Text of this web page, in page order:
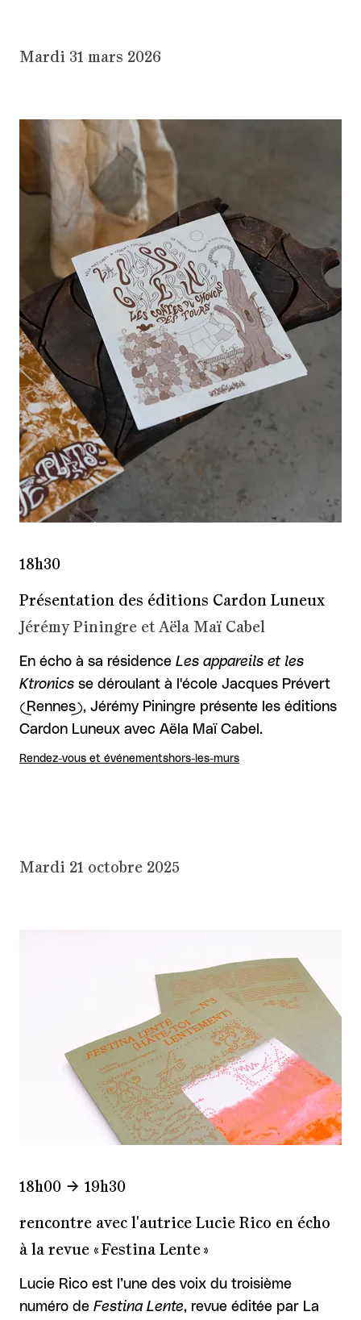
Mardi 31 mars 2026
Présentation des éditions Cardon Luneux
Jérémy Piningre et Aëla Maï Cabel
18h30
En écho à sa résidence Les appareils et les
Ktronics se déroulant à l'école Jacques Prévert
(Rennes), Jérémy Piningre présente les éditions
Cardon Luneux avec Aëla Maï Cabel.
Rendez-vous et événementshors-les-murs
Mardi 21 octobre 2025
rencontre avec l'autrice Lucie Rico en écho
à la revue « Festina Lente »
18h00 19h30
Lucie Rico est l’une des voix du troisième
numéro de Festina Lente, revue éditée par La